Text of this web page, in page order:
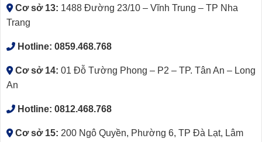
Cơ sở 13: 1488 Đường 23/10 – Vĩnh Trung – TP Nha
Trang
Hotline: 0859.468.768
Cơ sở 14: 01 Đỗ Tường Phong – P2 – TP. Tân An – Long
An
Hotline: 0812.468.768
Cơ sở 15: 200 Ngô Quyền, Phường 6, TP Đà Lạt, Lâm